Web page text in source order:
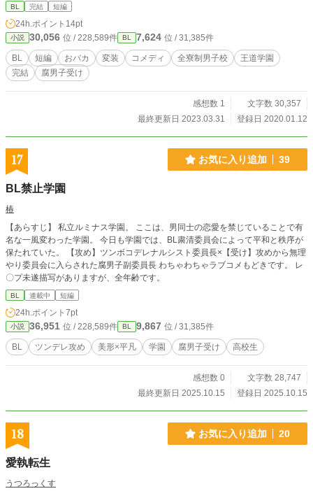
BL 完結 短編
24h.ポイント 14pt
小説 30,056 位 / 228,589件 BL 7,624 位 / 31,385件
BL 短編 おバカ 変装 コメディ 全寮制男子校
王道学園
完結
腐男子受け
感想数 1
文字数 30,357
最終更新日 2023.03.31
登録日 2020.01.12
17 お気に入り追加 39
BL禁止学園
椿
【あらすじ】 私立ルミナス学園。 ここは、男同士の恋愛を禁じていることで有
名な一風変わった学園。 今日も学園では、BL粛清委員会によって平和と秩序が
保たれていた。 【攻め】ツンボコデレナルシスト委員長×【受け】攻めから無理
やり委員会に入らされた腐男子副委員長 わちゃわちゃラブコメもどきです。 レ
〇プ未遂描写がありますが、全年齢です。
BL 連載中 短編
24h.ポイント 7pt
小説 36,951 位 / 228,589件 BL 9,867 位 / 31,385件
BL ツンデレ攻め 美形×平凡 学園 腐男子受け 高校生
感想数 0
文字数 28,747
最終更新日 2025.10.15
登録日 2025.10.15
18 お気に入り追加 20
愛執転生
うつろっくす